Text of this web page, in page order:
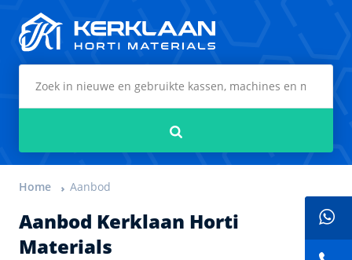
Home Aanbod
Aanbod Kerklaan Horti
Materials